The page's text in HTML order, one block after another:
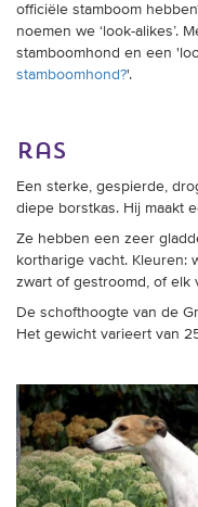
officiële stamboom
noemen we ‘look-alikes’.
stamboomhond en een
stamboomhond?'.
ras
Een sterke, gespierde,
diepe borstkas. Hij maakt
Ze hebben een zeer
kortharige vacht. Kleuren:
zwart of gestroomd, of elk
De schofthoogte van de
Het gewicht varieert van
Vorige